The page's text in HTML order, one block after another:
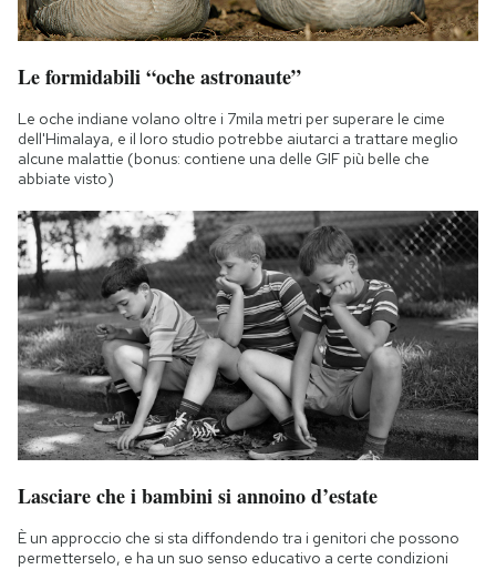
Le formidabili “oche astronaute”
Le oche indiane volano oltre i 7mila metri per superare le cime
dell'Himalaya, e il loro studio potrebbe aiutarci a trattare meglio
alcune malattie (bonus: contiene una delle GIF più belle che
abbiate visto)
Lasciare che i bambini si annoino d’estate
È un approccio che si sta diffondendo tra i genitori che possono
permetterselo, e ha un suo senso educativo a certe condizioni